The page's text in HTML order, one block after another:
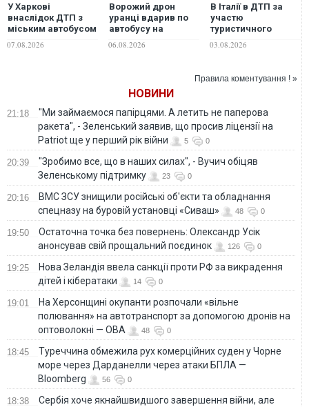
У Харкові
внаслідок ДТП з
міським автобусом
пасажири та водій
07.08.2026
Ворожий дрон
уранці вдарив по
автобусу на
шестеро людей
06.08.2026
В Італії в ДТП за
участю
туристичного
шестеро людей,
03.08.2026
Правила коментування ! »
НОВИНИ
21:18
"Ми займаємося папірцями. А летить не паперова
ракета", - Зеленський заявив, що просив ліцензії на
Patriot ще у перший рік війни
5 0
20:39
"Зробимо все, що в наших силах", - Вучич обіцяв
Зеленському підтримку
23 0
20:16
ВМС ЗСУ знищили російські об'єкти та обладнання
спецназу на буровій установці «Сиваш»
48 0
19:50
Остаточна точка без повернень: Олександр Усік
анонсував свій прощальний поєдинок
126 0
19:25
Нова Зеландія ввела санкції проти РФ за викрадення
дітей і кібератаки
14 0
19:01
На Херсонщині окупанти розпочали «вільне
полювання» на автотранспорт за допомогою дронів на
оптоволокні — ОВА
48 0
18:45
Туреччина обмежила рух комерційних суден у Чорне
море через Дарданелли через атаки БПЛА —
Bloomberg
56 0
18:38
Сербія хоче якнайшвидшого завершення війни, але